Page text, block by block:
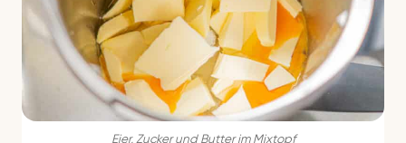
Eier, Zucker und Butter im Mixtopf